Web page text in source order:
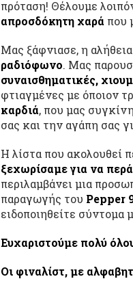
πρόταση! Θέλουμε
απροσδόκητη χαρά που
Μας ξάφνιασε, η αλήθεια
ραδιόφωνο. Μας
συναισθηματικές,
φτιαγμένες με όποιον
καρδιά, που μας
σας και την αγάπη σας
Η λίστα που ακολουθεί
ξεχωρίσαμε για να
περιλαμβάνει μια
παραγωγής του Pepper
ειδοποιηθείτε σύντομα
Ευχαριστούμε πολύ
Οι φιναλίστ, με